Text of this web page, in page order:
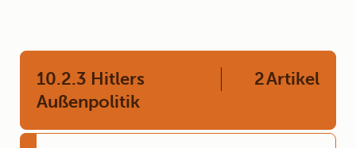
10.2.3 Hitlers
Außenpolitik
2Artikel